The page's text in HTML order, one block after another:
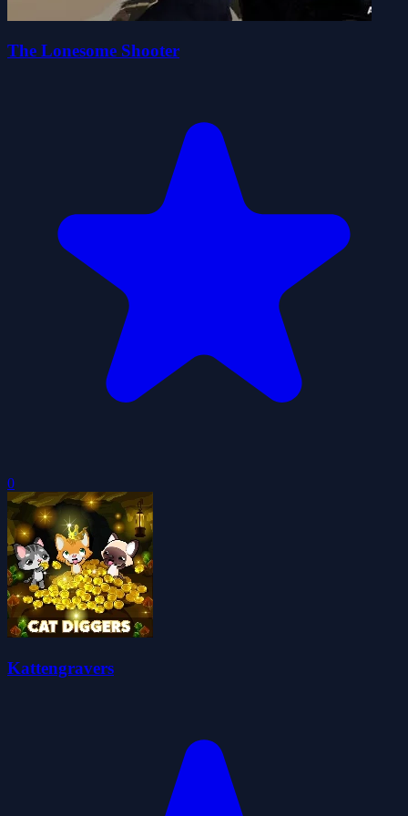
The Lonesome Shooter
0
Kattengravers